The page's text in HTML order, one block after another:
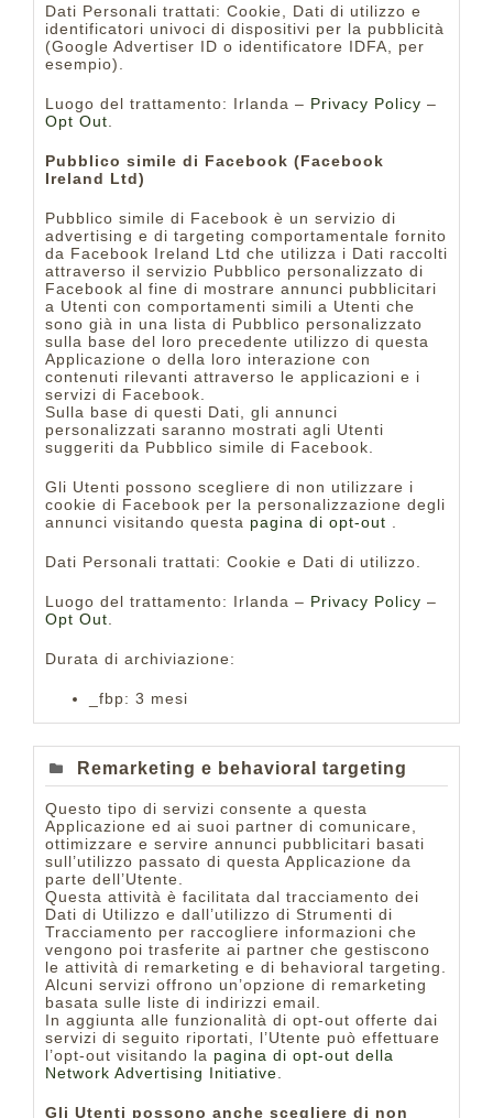
Dati Personali trattati: Cookie, Dati di utilizzo e
identificatori univoci di dispositivi per la pubblicità
(Google Advertiser ID o identificatore IDFA, per
esempio).
Luogo del trattamento: Irlanda – Privacy Policy –
Opt Out
Pubblico simile di Facebook (Facebook
Ireland Ltd)
Pubblico simile di Facebook è un servizio di
advertising e di targeting comportamentale fornito
da Facebook Ireland Ltd che utilizza i Dati raccolti
attraverso il servizio Pubblico personalizzato di
Facebook al fine di mostrare annunci pubblicitari
a Utenti con comportamenti simili a Utenti che
sono già in una lista di Pubblico personalizzato
sulla base del loro precedente utilizzo di questa
Applicazione o della loro interazione con
contenuti rilevanti attraverso le applicazioni e i
servizi di Facebook.
Sulla base di questi Dati, gli annunci
personalizzati saranno mostrati agli Utenti
suggeriti da Pubblico simile di Facebook.
Gli Utenti possono scegliere di non utilizzare i
cookie di Facebook per la personalizzazione degli
annunci visitando questa pagina di opt-out
Dati Personali trattati: Cookie e Dati di utilizzo.
Luogo del trattamento: Irlanda – Privacy Policy –
Opt Out
Durata di archiviazione:
_fbp: 3 mesi
Remarketing e behavioral targeting
Questo tipo di servizi consente a questa
Applicazione ed ai suoi partner di comunicare,
ottimizzare e servire annunci pubblicitari basati
sull’utilizzo passato di questa Applicazione da
parte dell’Utente.
Questa attività è facilitata dal tracciamento dei
Dati di Utilizzo e dall’utilizzo di Strumenti di
Tracciamento per raccogliere informazioni che
vengono poi trasferite ai partner che gestiscono
le attività di remarketing e di behavioral targeting.
Alcuni servizi offrono un’opzione di remarketing
basata sulle liste di indirizzi email.
In aggiunta alle funzionalità di opt-out offerte dai
servizi di seguito riportati, l’Utente può effettuare
l’opt-out visitando la pagina di opt-out della
Network Advertising Initiative
Gli Utenti possono anche scegliere di non